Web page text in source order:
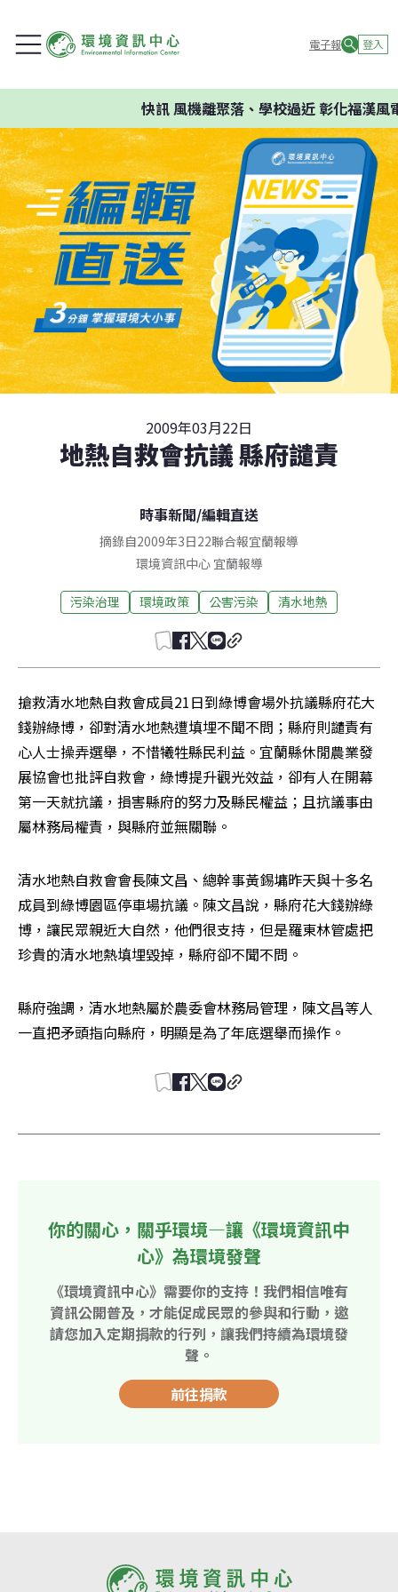
電子報 登入
快訊風機離聚落、學校過近 彰化福漢風
2009年03月22日
地熱自救會抗議 縣府譴責
時事新聞/編輯直送
摘錄自2009年3日22聯合報宜蘭報導
環境資訊中心 宜蘭報導
污染治理 環境政策 公害污染 清水地熱
搶救清水地熱自救會成員21日到綠博會場外抗議縣府花大
錢辦綠博，卻對清水地熱遭填埋不聞不問；縣府則譴責有
心人士操弄選舉，不惜犧牲縣民利益。宜蘭縣休閒農業發
展協會也批評自救會，綠博提升觀光效益，卻有人在開幕
第一天就抗議，損害縣府的努力及縣民權益；且抗議事由
屬林務局權責，與縣府並無關聯。
清水地熱自救會會長陳文昌、總幹事黃錫墉昨天與十多名
成員到綠博園區停車場抗議。陳文昌說，縣府花大錢辦綠
博，讓民眾親近大自然，他們很支持，但是羅東林管處把
珍貴的清水地熱填埋毀掉，縣府卻不聞不問。
縣府強調，清水地熱屬於農委會林務局管理，陳文昌等人
一直把矛頭指向縣府，明顯是為了年底選舉而操作。
你的關心，關乎環境—讓《環境資訊中
心》為環境發聲
《環境資訊中心》需要你的支持！我們相信唯有
資訊公開普及，才能促成民眾的參與和行動，邀
請您加入定期捐款的行列，讓我們持續為環境發
聲。
前往捐款